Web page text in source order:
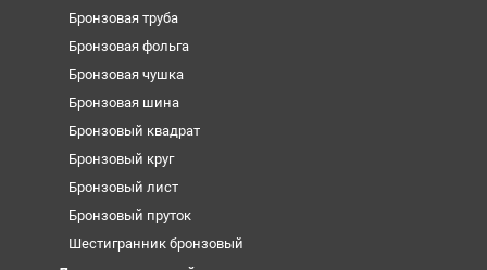
Бронзовая труба
Бронзовая фольга
Бронзовая чушка
Бронзовая шина
Бронзовый квадрат
Бронзовый круг
Бронзовый лист
Бронзовый пруток
Шестигранник бронзовый